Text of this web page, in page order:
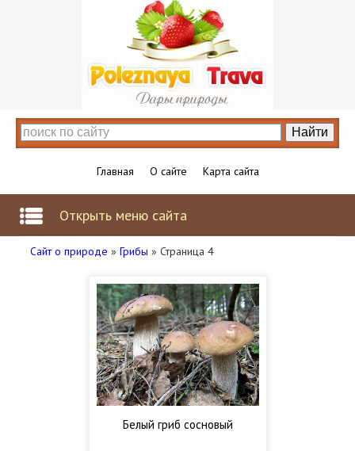
Главная О сайте Карта сайта
Открыть меню сайта
Сайт о природе » Грибы » Страница 4
Белый гриб сосновый